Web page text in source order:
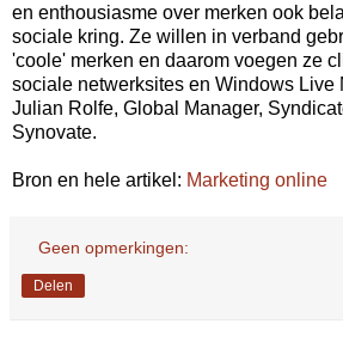
en enthousiasme over merken ook
sociale kring. Ze willen in verband
'coole' merken en daarom voegen ze
sociale netwerksites en Windows Live
Julian Rolfe, Global Manager,
Synovate.
Bron en hele artikel: Marketing online
Geen opmerkingen:
Delen